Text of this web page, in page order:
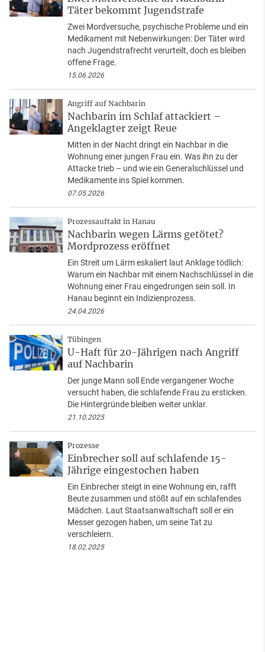
Täter bekommt Jugendstrafe
Zwei Mordversuche, psychische Probleme und ein
Medikament mit Nebenwirkungen: Der Täter wird
nach Jugendstrafrecht verurteilt, doch es bleiben
offene Frage.
15.06.2026
Angriff auf Nachbarin
Nachbarin im Schlaf attackiert –
Angeklagter zeigt Reue
Mitten in der Nacht dringt ein Nachbar in die
Wohnung einer jungen Frau ein. Was ihn zu der
Attacke trieb – und wie ein Generalschlüssel und
Medikamente ins Spiel kommen.
07.05.2026
Prozessauftakt in Hanau
Nachbarin wegen Lärms getötet?
Mordprozess eröffnet
Ein Streit um Lärm eskaliert laut Anklage tödlich:
Warum ein Nachbar mit einem Nachschlüssel in die
Wohnung einer Frau eingedrungen sein soll. In
Hanau beginnt ein Indizienprozess.
24.04.2026
Tübingen
U-Haft für 20-Jährigen nach Angriff
auf Nachbarin
Der junge Mann soll Ende vergangener Woche
versucht haben, die schlafende Frau zu ersticken.
Die Hintergründe bleiben weiter unklar.
21.10.2025
Prozesse
Einbrecher soll auf schlafende 15-
Jährige eingestochen haben
Ein Einbrecher steigt in eine Wohnung ein, rafft
Beute zusammen und stößt auf ein schlafendes
Mädchen. Laut Staatsanwaltschaft soll er ein
Messer gezogen haben, um seine Tat zu
verschleiern.
18.02.2025